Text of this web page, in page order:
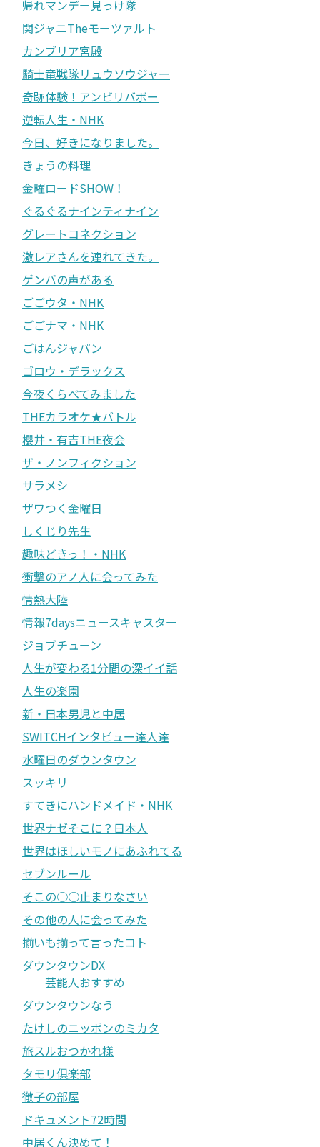
帰れマンデー見っけ隊
関ジャニTheモーツァルト
カンブリア宮殿
騎士竜戦隊リュウソウジャー
奇跡体験！アンビリバボー
逆転人生・NHK
今日、好きになりました。
きょうの料理
金曜ロードSHOW！
ぐるぐるナインティナイン
グレートコネクション
激レアさんを連れてきた。
ゲンバの声がある
ごごウタ・NHK
ごごナマ・NHK
ごはんジャパン
ゴロウ・デラックス
今夜くらべてみました
THEカラオケ★バトル
櫻井・有吉THE夜会
ザ・ノンフィクション
サラメシ
ザワつく金曜日
しくじり先生
趣味どきっ！・NHK
衝撃のアノ人に会ってみた
情熱大陸
情報7daysニュースキャスター
ジョブチューン
人生が変わる1分間の深イイ話
人生の楽園
新・日本男児と中居
SWITCHインタビュー達人達
水曜日のダウンタウン
スッキリ
すてきにハンドメイド・NHK
世界ナゼそこに？日本人
世界はほしいモノにあふれてる
セブンルール
そこの○○止まりなさい
その他の人に会ってみた
揃いも揃って言ったコト
ダウンタウンDX
芸能人おすすめ
ダウンタウンなう
たけしのニッポンのミカタ
旅スルおつかれ様
タモリ俱楽部
徹子の部屋
ドキュメント72時間
中居くん決めて！